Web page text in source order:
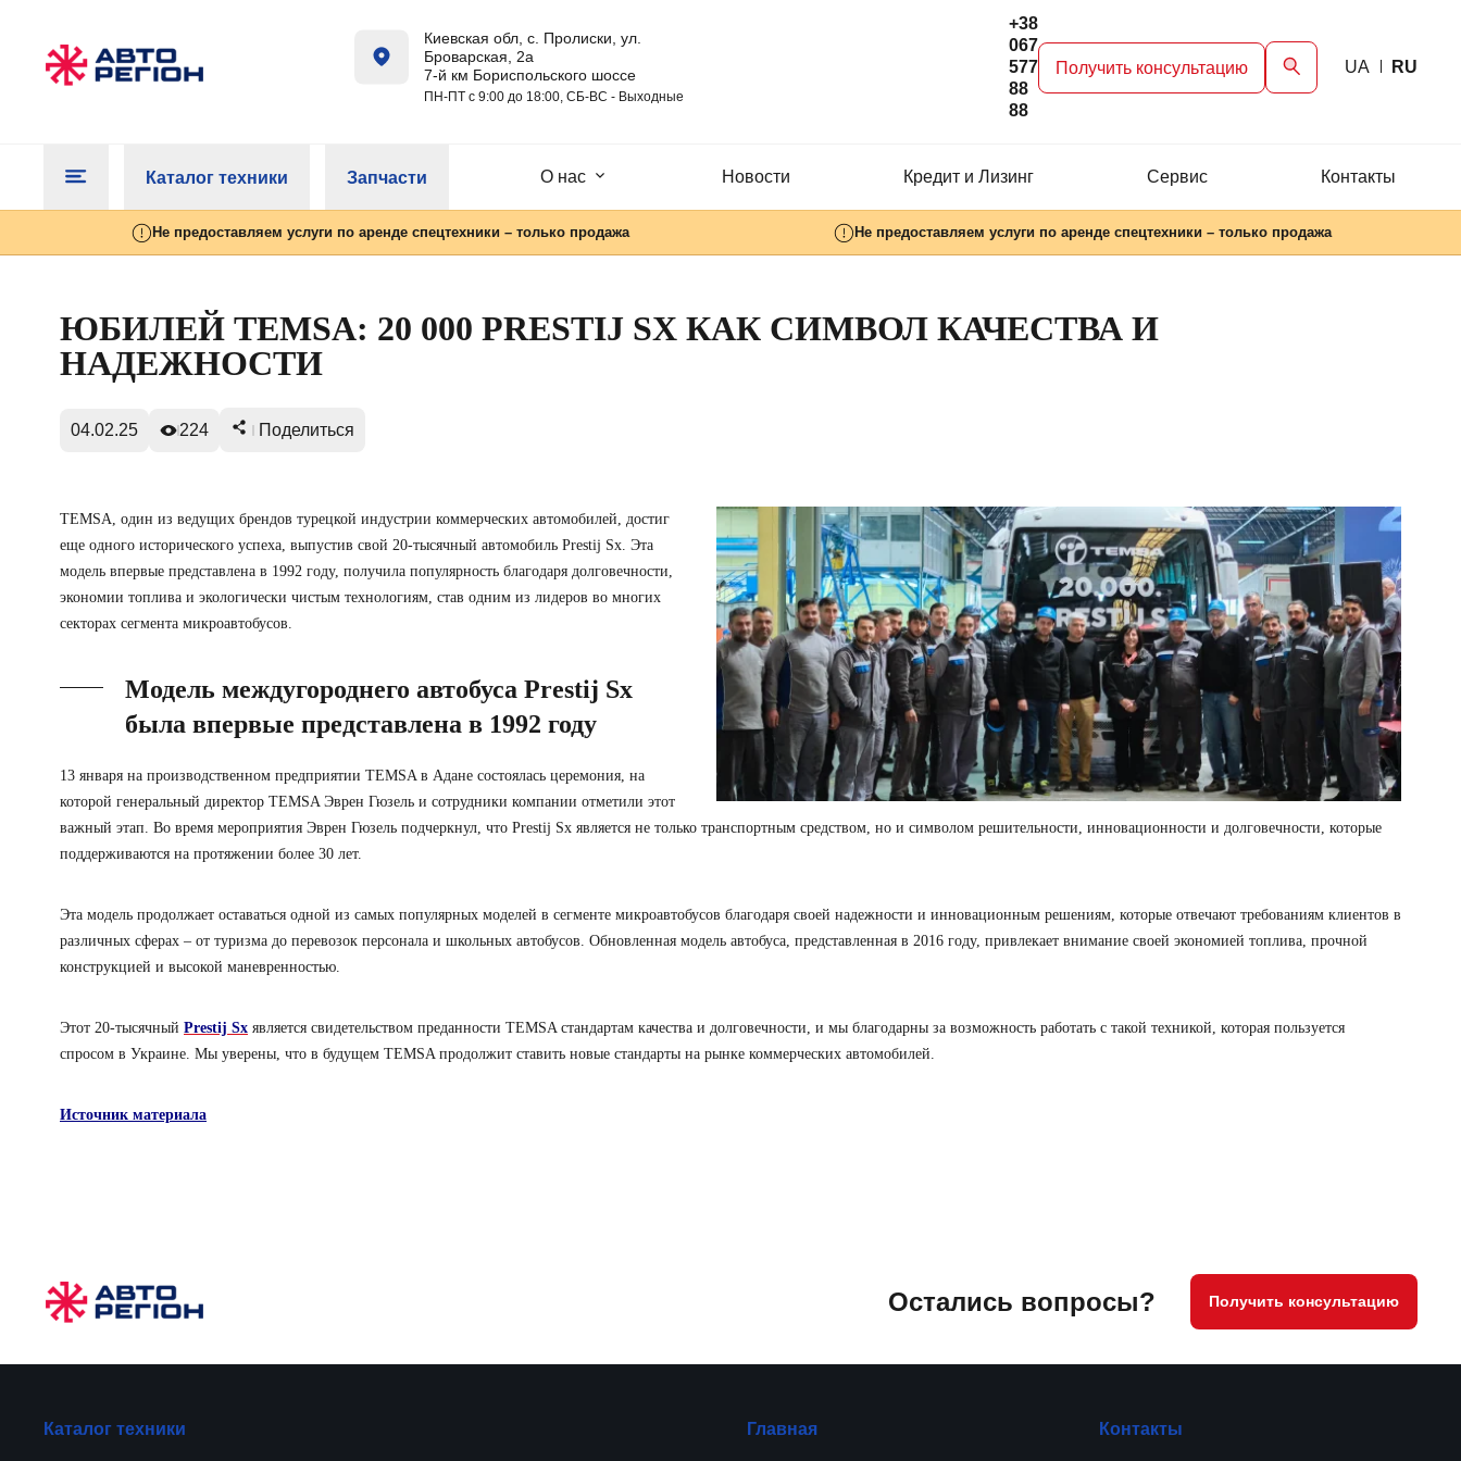
Киевская обл, с. Пролиски, ул.
Броварская, 2а
7-й км Бориспольского шоссе
ПН-ПТ с 9:00 до 18:00, СБ-ВC - Выходные
+38
067
577
88
88
Получить консультацию UA RU
Каталог техники Запчасти О нас Новости Кредит и Лизинг Сервис Контакты
Не предоставляем услуги по аренде спецтехники – только продажа Не предоставляем услуги по аренде спецтехники – только продажа
ЮБИЛЕЙ TEMSA: 20 000 PRESTIJ SX КАК СИМВОЛ КАЧЕСТВА И
НАДЕЖНОСТИ
04.02.25 224 Поделиться
TEMSA, один из ведущих брендов турецкой индустрии коммерческих автомобилей, достиг
еще одного исторического успеха, выпустив свой 20-тысячный автомобиль Prestij Sx. Эта
модель впервые представлена в 1992 году, получила популярность благодаря долговечности,
экономии топлива и экологически чистым технологиям, став одним из лидеров во многих
секторах сегмента микроавтобусов.
Модель междугороднего автобуса Prestij Sx
была впервые представлена в 1992 году
13 января на производственном предприятии TEMSA в Адане состоялась церемония, на
которой генеральный директор TEMSA Эврен Гюзель и сотрудники компании отметили этот
важный этап. Во время мероприятия Эврен Гюзель подчеркнул, что Prestij Sx является не только транспортным средством, но и символом решительности, инновационности и долговечности, которые
поддерживаются на протяжении более 30 лет.
Эта модель продолжает оставаться одной из самых популярных моделей в сегменте микроавтобусов благодаря своей надежности и инновационным решениям, которые отвечают требованиям клиентов в
различных сферах – от туризма до перевозок персонала и школьных автобусов. Обновленная модель автобуса, представленная в 2016 году, привлекает внимание своей экономией топлива, прочной
конструкцией и высокой маневренностью.
Этот 20-тысячный Prestij Sx является свидетельством преданности TEMSA стандартам качества и долговечности, и мы благодарны за возможность работать с такой техникой, которая пользуется
спросом в Украине. Мы уверены, что в будущем TEMSA продолжит ставить новые стандарты на рынке коммерческих автомобилей.
Источник материала
Остались вопросы? Получить консультацию
Каталог техники Главная Контакты